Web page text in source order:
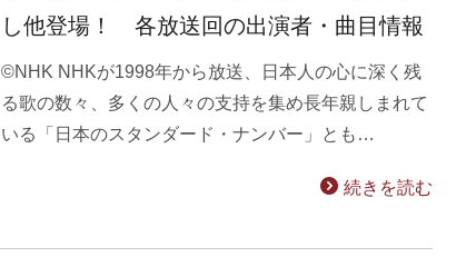
し他登場！ 各放送回の出演者・曲目情報
©NHK NHKが1998年から放送、日本人の心に深く残
る歌の数々、多くの人々の支持を集め長年親しまれて
いる「日本のスタンダード・ナンバー」とも…
続きを読む